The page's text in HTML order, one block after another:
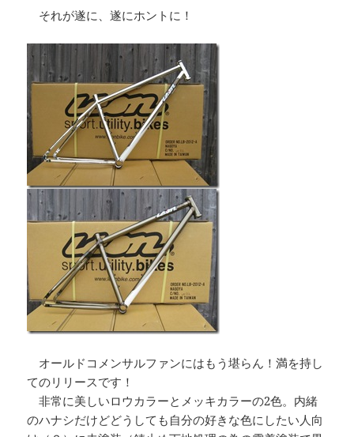
それが遂に、遂にホントに！
オールドコメンサルファンにはもう堪らん！満を持し
てのリリースです！
非常に美しいロウカラーとメッキカラーの2色。内緒
のハナシだけどどうしても自分の好きな色にしたい人向